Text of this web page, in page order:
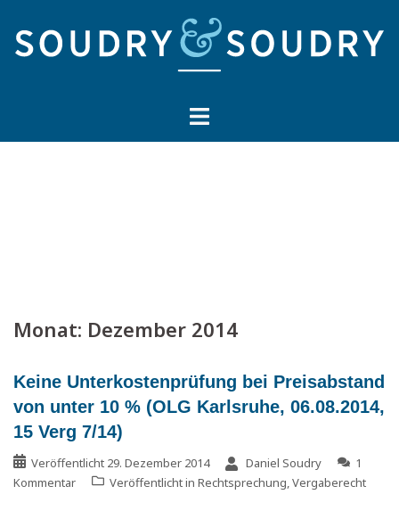
zum
Inhalt
Monat: Dezember 2014
Keine Unterkostenprüfung bei Preisabstand
von unter 10 % (OLG Karlsruhe, 06.08.2014,
15 Verg 7/14)
Veröffentlicht 29. Dezember 2014 Daniel Soudry
1
Kommentar
Veröffentlicht in Rechtsprechung,Vergaberecht